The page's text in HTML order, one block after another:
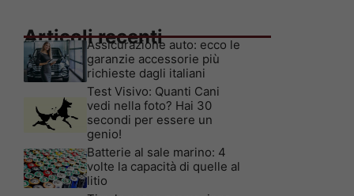
Articoli recenti
Assicurazione auto: ecco le
garanzie accessorie più
richieste dagli italiani
Test Visivo: Quanti Cani
vedi nella foto? Hai 30
secondi per essere un
genio!
Batterie al sale marino: 4
volte la capacità di quelle al
litio